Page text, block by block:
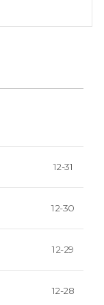
12-31
12-30
12-29
12-28